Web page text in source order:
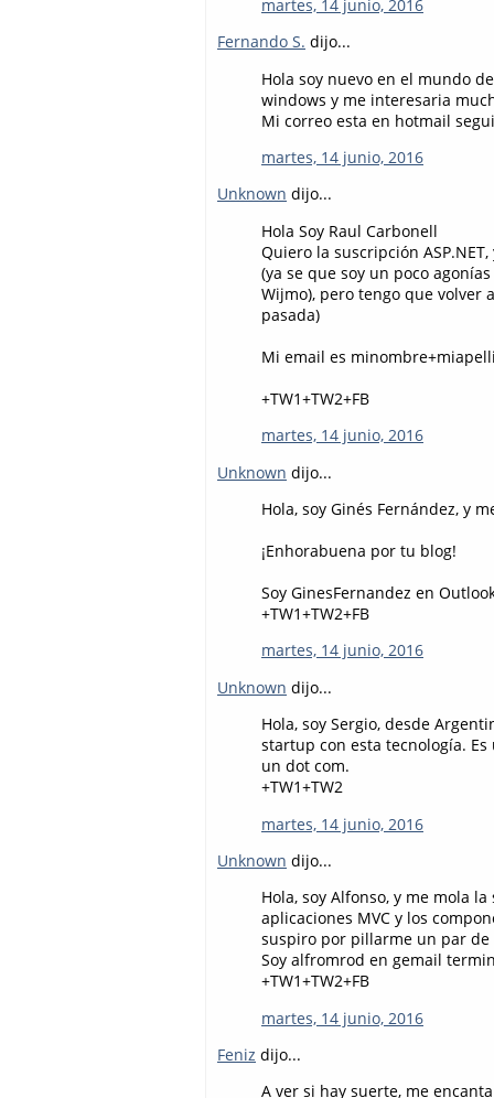
martes, 14 junio, 2016
Fernando S. dijo...
Hola soy nuevo en el mundo
windows y me interesaria
Mi correo esta en hotmail
martes, 14 junio, 2016
Unknown dijo...
Hola Soy Raul Carbonell
Quiero la suscripción
(ya se que soy un poco
Wijmo), pero tengo que volver
pasada)
Mi email es
+TW1+TW2+FB
martes, 14 junio, 2016
Unknown dijo...
Hola, soy Ginés Fernández, y
¡Enhorabuena por tu blog!
Soy GinesFernandez en
+TW1+TW2+FB
martes, 14 junio, 2016
Unknown dijo...
Hola, soy Sergio, desde
startup con esta tecnología.
un dot com.
+TW1+TW2
martes, 14 junio, 2016
Unknown dijo...
Hola, soy Alfonso, y me mola
aplicaciones MVC y los
suspiro por pillarme un par de
Soy alfromrod en gemail
+TW1+TW2+FB
martes, 14 junio, 2016
Feniz dijo...
A ver si hay suerte, me